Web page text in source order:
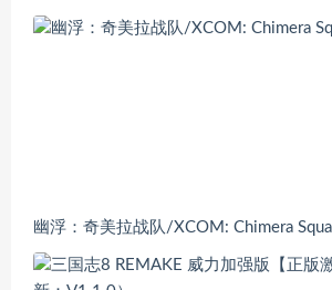
幽浮：奇美拉战队/XCOM: Chimera